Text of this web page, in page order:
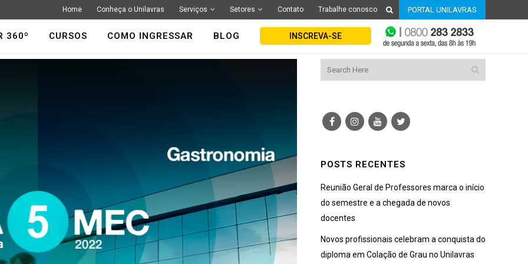
Home Conheça o Unilavras Serviços Setores Contato Trabalhe conosco PORTAL UNILAVRAS
INSCREVA-SE
360º CURSOS COMO INGRESSAR BLOG
POSTS RECENTES
Reunião Geral de Professores marca o início
do semestre e a chegada de novos
docentes
Novos profissionais celebram a conquista do
diploma em Colação de Grau no Unilavras